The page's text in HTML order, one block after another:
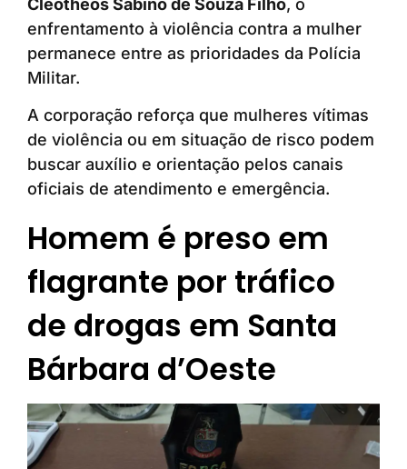
Cleotheos Sabino de Souza Filho, o
enfrentamento à violência contra a mulher
permanece entre as prioridades da Polícia
Militar.
A corporação reforça que mulheres vítimas
de violência ou em situação de risco podem
buscar auxílio e orientação pelos canais
oficiais de atendimento e emergência.
Homem é preso em
flagrante por tráfico
de drogas em Santa
Bárbara d’Oeste